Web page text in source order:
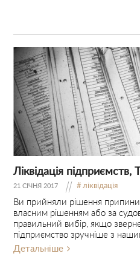
Ліквідація підприємств,
21 СІЧНЯ 2017 ліквідація
Ви прийняли рішення
власним рішенням або за
правильний вибір, якщо
підприємство зручніше з
Детальніше